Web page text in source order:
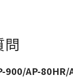
問
900/AP-